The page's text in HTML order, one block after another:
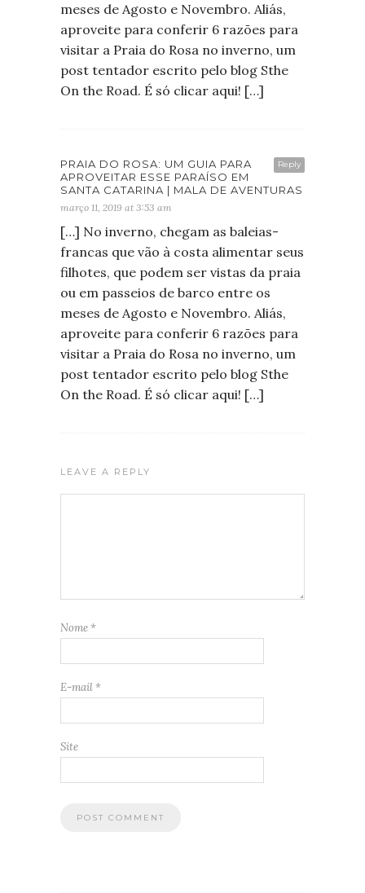
meses de Agosto e Novembro. Aliás,
aproveite para conferir 6 razões para
visitar a Praia do Rosa no inverno, um
post tentador escrito pelo blog Sthe
On the Road. É só clicar aqui! […]
Reply
PRAIA DO ROSA: UM GUIA PARA
APROVEITAR ESSE PARAÍSO EM
SANTA CATARINA | MALA DE AVENTURAS
março 11, 2019 at 3:53 am
[…] No inverno, chegam as baleias-
francas que vão à costa alimentar seus
filhotes, que podem ser vistas da praia
ou em passeios de barco entre os
meses de Agosto e Novembro. Aliás,
aproveite para conferir 6 razões para
visitar a Praia do Rosa no inverno, um
post tentador escrito pelo blog Sthe
On the Road. É só clicar aqui! […]
LEAVE A REPLY
Nome *
E-mail *
Site